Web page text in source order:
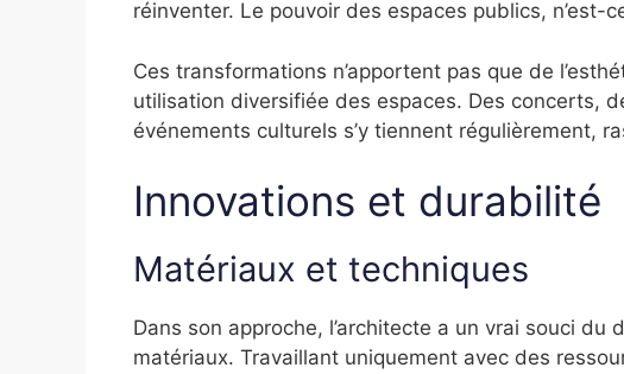
réinventer. Le pouvoir des espaces publics, n’est-
Ces transformations n’apportent pas que de
utilisation diversifiée des espaces. Des concerts,
événements culturels s’y tiennent régulièrement,
Innovations et durabilité
Matériaux et techniques
Dans son approche, l’architecte a un vrai souci
matériaux. Travaillant uniquement avec des